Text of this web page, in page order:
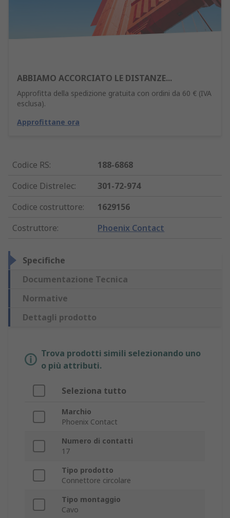
ABBIAMO ACCORCIATO LE DISTANZE...
Approfitta della spedizione gratuita con ordini da 60 € (IVA
esclusa).
Approfittane ora
Codice RS:
188-6868
Codice Distrelec:
301-72-974
Codice costruttore:
1629156
Costruttore: Phoenix Contact
Specifiche
Documentazione Tecnica
Normative
Dettagli prodotto
Trova prodotti simili selezionando uno
o più attributi.
Seleziona tutto
Marchio
Phoenix Contact
Numero di contatti
17
Tipo prodotto
Connettore circolare
Tipo montaggio
Cavo